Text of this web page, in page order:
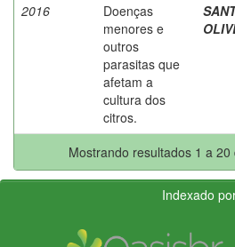
2016
Doenças
menores e
outros
parasitas que
afetam a
cultura dos
citros.
Mostrando resultados 1 a 20
Indexado